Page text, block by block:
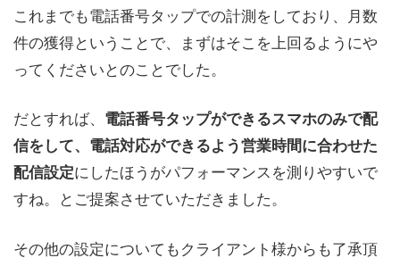
これまでも電話番号タップでの計測をしており、月数
件の獲得ということで、まずはそこを上回るようにや
ってくださいとのことでした。
だとすれば、 電話番号タップができるスマホのみで配
信をして、電話対応ができるよう営業時間に合わせた
配信設定にしたほうがパフォーマンスを測りやすいで
すね。とご提案させていただきました。
その他の設定についてもクライアント様からも了承頂